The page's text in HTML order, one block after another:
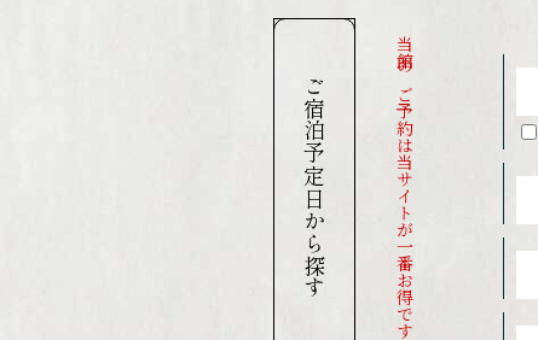
ご宿泊予定日から探す 当館のご予約は当サイトが一番お得です